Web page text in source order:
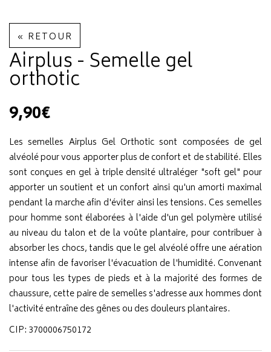
« RETOUR
Airplus - Semelle gel
orthotic
9,90€
Les semelles Airplus Gel Orthotic sont composées de gel
alvéolé pour vous apporter plus de confort et de stabilité. Elles
sont conçues en gel à triple densité ultraléger "soft gel" pour
apporter un soutient et un confort ainsi qu'un amorti maximal
pendant la marche afin d'éviter ainsi les tensions. Ces semelles
pour homme sont élaborées à l'aide d'un gel polymère utilisé
au niveau du talon et de la voûte plantaire, pour contribuer à
absorber les chocs, tandis que le gel alvéolé offre une aération
intense afin de favoriser l'évacuation de l'humidité. Convenant
pour tous les types de pieds et à la majorité des formes de
chaussure, cette paire de semelles s'adresse aux hommes dont
l'activité entraîne des gênes ou des douleurs plantaires.
CIP: 3700006750172